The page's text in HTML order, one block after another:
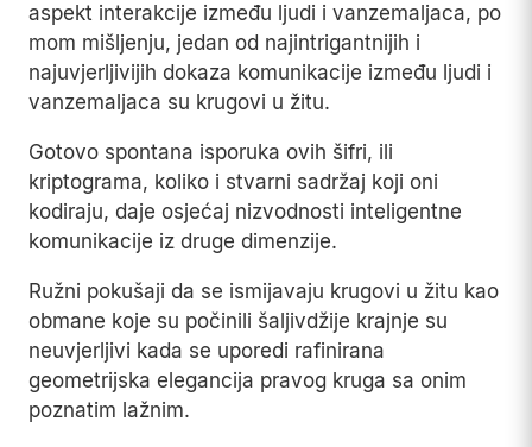
aspekt interakcije između ljudi i vanzemaljaca, po
mom mišljenju, jedan od najintrigantnijih i
najuvjerljivijih dokaza komunikacije između ljudi i
vanzemaljaca su krugovi u žitu.
Gotovo spontana isporuka ovih šifri, ili
kriptograma, koliko i stvarni sadržaj koji oni
kodiraju, daje osjećaj nizvodnosti inteligentne
komunikacije iz druge dimenzije.
Ružni pokušaji da se ismijavaju krugovi u žitu kao
obmane koje su počinili šaljivdžije krajnje su
neuvjerljivi kada se uporedi rafinirana
geometrijska elegancija pravog kruga sa onim
poznatim lažnim.